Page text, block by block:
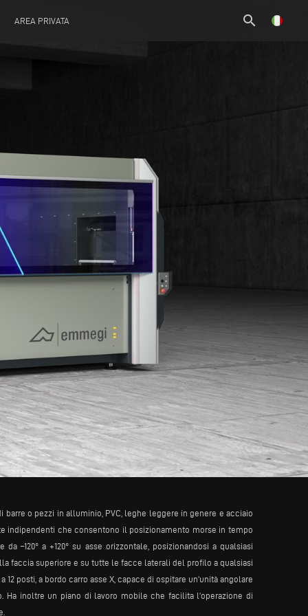
AREA PRIVATA search
o pezzi in alluminio, PVC, leghe leggere in genere e acciaio
indipendenti che consentono il posizionamento morse in tempo
–120° a +120° su asse orizzontale, posizionandosi a qualsiasi
faccia superiore e su tutte le facce laterali del profilo a qualsiasi
posti, a bordo carro asse X, capace di ospitare un’unità angolare
inoltre un piano di lavoro mobile che facilita l’operazione di